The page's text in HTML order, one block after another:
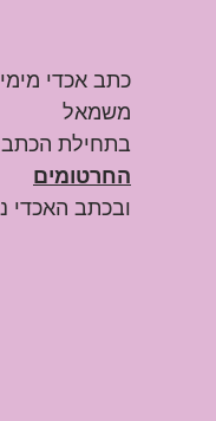
כתב אכדי
משמאל
בתחילת הכתב
החרטומים
ובכתב האכדי